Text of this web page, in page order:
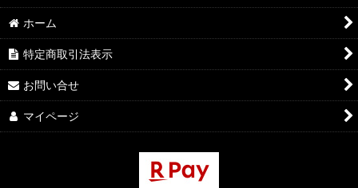
ホーム
特定商取引法表示
お問い合せ
マイページ